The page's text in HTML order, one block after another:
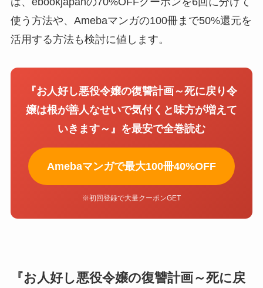
使う方法や、Amebaマンガの100冊まで50%還元を
活用する方法も検討に値します。
『お人好し悪役令嬢の復讐計画～死に戻り令
嬢は根が善人なせいで気付くと味方が増えて
いきます～』を最安で全巻読む
Amebaマンガで最大100冊40%OFF
※初回登録で大量クーポンGET
『お人好し悪役令嬢の復讐計画～死に戻